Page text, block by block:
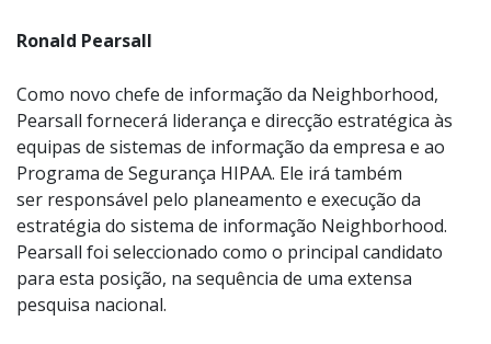
Ronald Pearsall
Como novo chefe de informação da Neighborhood,
Pearsall fornecerá liderança e direcção estratégica às
equipas de sistemas de informação da empresa e ao
Programa de Segurança HIPAA. Ele irá também
ser responsável pelo planeamento e execução da
estratégia do sistema de informação Neighborhood.
Pearsall foi seleccionado como o principal candidato
para esta posição, na sequência de uma extensa
pesquisa nacional.